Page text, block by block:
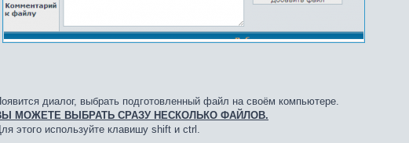
диалог, выбрать подготовленный файл на своём компьютере.
МОЖЕТЕ ВЫБРАТЬ СРАЗУ НЕСКОЛЬКО ФАЙЛОВ.
этого используйте клавишу shift и ctrl.